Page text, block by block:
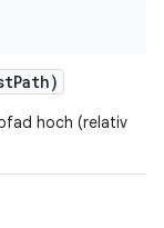
Path)
hoch (relativ